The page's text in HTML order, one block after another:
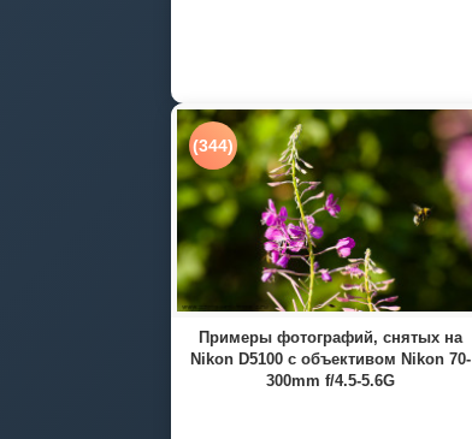
(344)
Примеры фотографий, снятых на
Nikon D5100 с объективом Nikon 70-
300mm f/4.5-5.6G